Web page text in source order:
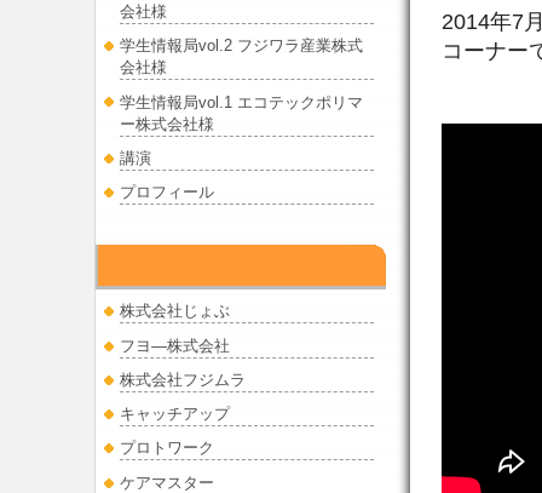
2014年7
コーナー
会社様
学生情報局vol.2 フジワラ産業株式
会社様
学生情報局vol.1 エコテックポリマ
ー株式会社様
講演
プロフィール
株式会社じょぶ
フヨ―株式会社
株式会社フジムラ
キャッチアップ
プロトワーク
ケアマスター